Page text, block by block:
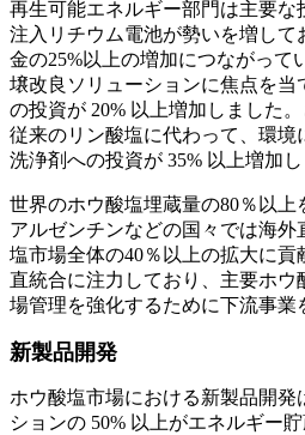
再生可能エネルギー部門は主要
注入リチウム電池が勢いを増して
金の25%以上の増加につながって
壌改良ソリューションに焦点を
の投資が 20% 以上増加しました
従来のリン酸塩に代わって、環
洗浄剤への投資が 35% 以上増加し
世界のホウ酸塩埋蔵量の80％以上
アルゼンチンなどの国々では海
塩市場全体の40％以上の拡大に
直統合に注力しており、主要ホウ
場管理を強化するために下流事業
新製品開発
ホウ酸塩市場における新製品開
ションの 50% 以上がエネルギー